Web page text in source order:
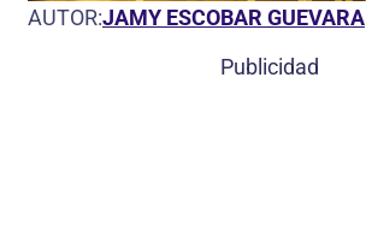
AUTOR:JAMY ESCOBAR GUEVARA
Publicidad